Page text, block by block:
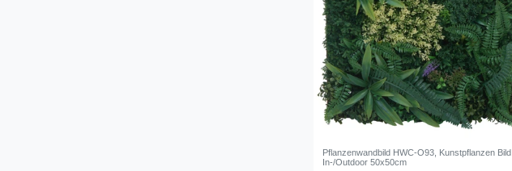
Pflanzenwandbild HWC-O93, Kunstpflanzen Bild
In-/Outdoor 50x50cm